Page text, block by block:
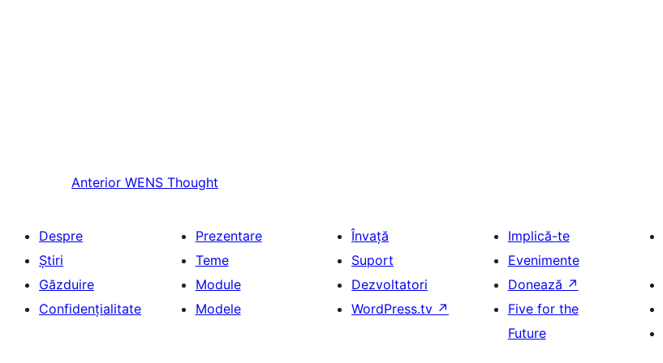
Anterior WENS Thought
Despre
Știri
Găzduire
Confidențialitate
Prezentare
Teme
Module
Modele
Învață
Suport
Dezvoltatori
WordPress.tv ↗
Implică-te
Evenimente
Donează ↗
Five for the
Future